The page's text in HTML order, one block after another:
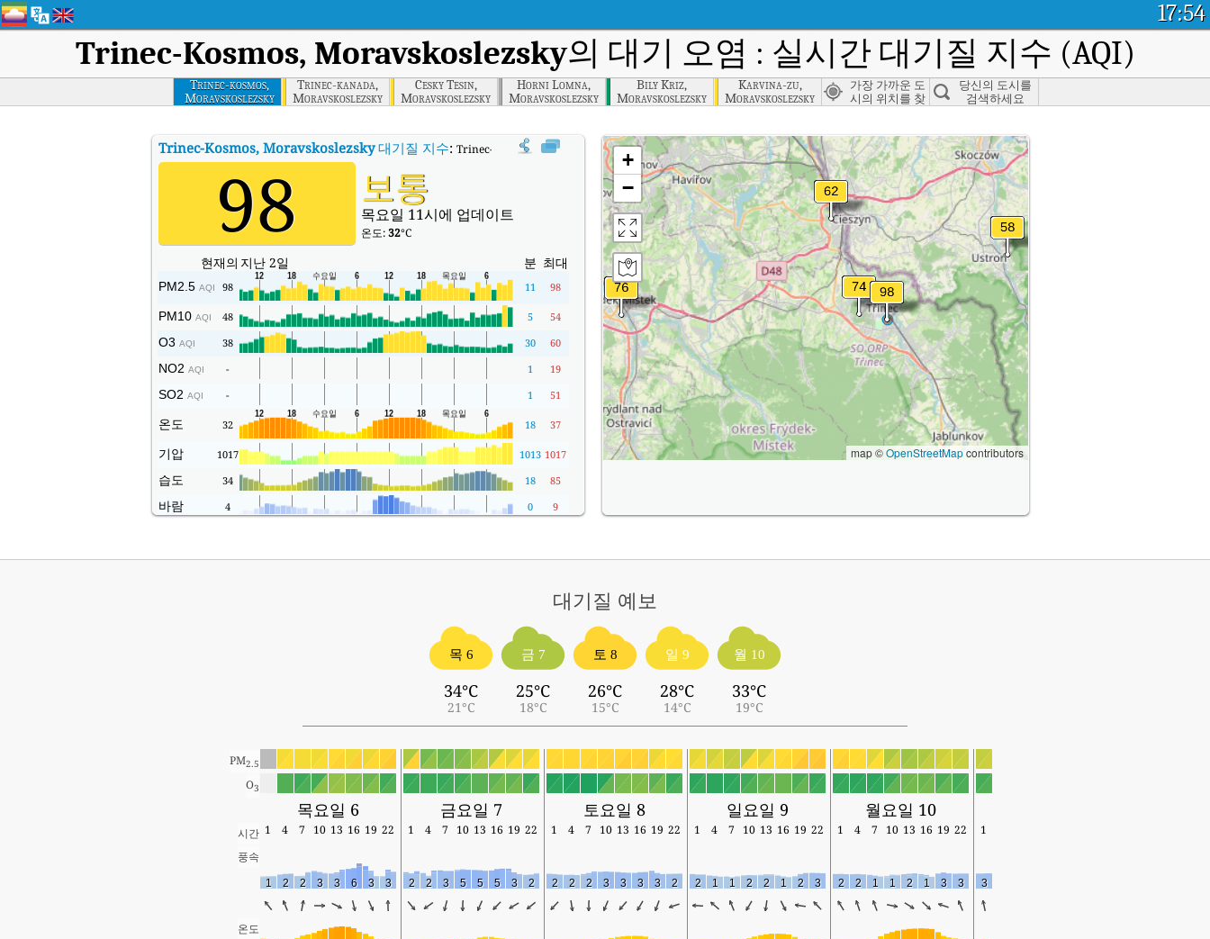
17:54
Trinec-Kosmos, Moravskoslezsky의 대기 오염 : 실시간 대기질 지수 (AQI)
Trinec-kosmos,
Moravskoslezsky
Trinec-kanada,
Moravskoslezsky
Cesky Tesin,
Moravskoslezsky
Horni Lomna,
Moravskoslezsky
Bily Kriz,
Moravskoslezsky
Karvina-zu,
Moravskoslezsky
가장 가까운 도
시의 위치를 찾
당신의 도시를
검색하세요
Trinec-Kosmos, Moravskoslezsky대기질 지수: Trinec-Kosmos, Moravskoslezsky실시간 대기질 지수 (AQI).
98 보통
목요일 11시에 업데이트
온도:32°C
현재의 지난 2일 분 최대
PM2.5 AQI 98 11 98
PM10 AQI 48 5 54
O3 AQI 38 30 60
NO2 AQI - 1 19
SO2 AQI - 1 51
온도 32 18 37
기압 1017 1013 1017
습도 34 18 85
바람 4 0 9
+
−
map ©OpenStreetMapcontributors
대기질 예보
목 6
34°C
21°C
금 7
25°C
18°C
토 8
26°C
15°C
일 9
28°C
14°C
월 10
33°C
19°C
PM2.5
O3
목요일 6 금요일 7 토요일 8 일요일 9 월요일 10
시간 1 4 7 10 13 16 19 22 1 4 7 10 13 16 19 22 1 4 7 10 13 16 19 22 1 4 7 10 13 16 19 22 1 4 7 10 13 16 19 22
1
풍속
1 2 2 3 3 6 3 3 2 2 3 5 5 5 3 2 2 2 2 3 3 3 3 2 2 1 1 2 2 1 2 3 2 2 1 1 2 1 3 3 3
온도